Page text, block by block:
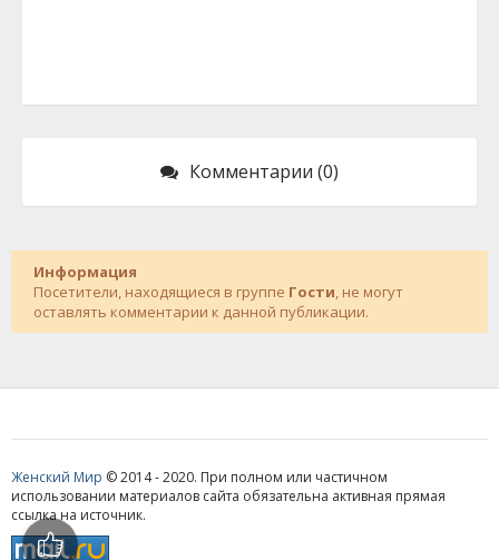
Комментарии (0)
Информация
Посетители, находящиеся в группе Гости, не могут
оставлять комментарии к данной публикации.
Женский Мир © 2014 - 2020. При полном или частичном
использовании материалов сайта обязательна активная прямая
ссылка на источник.